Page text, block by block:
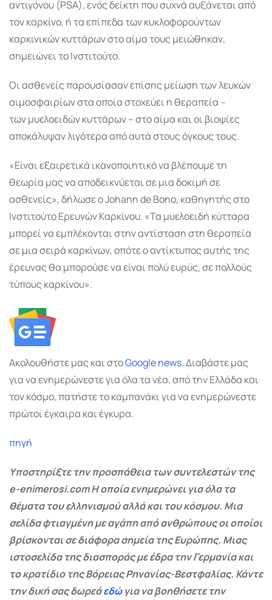
αντιγόνου (PSA), ενός δείκτη που συχνά αυξάνεται από
τον καρκίνο, ή τα επίπεδα των κυκλοφορούντων
καρκινικών κυττάρων στο αίμα τους μειώθηκαν,
σημειώνει το Ινστιτούτο.
Οι ασθενείς παρουσίασαν επίσης μείωση των λευκών
αιμοσφαιρίων στα οποία στοχεύει η θεραπεία –
των μυελοειδών κυττάρων – στο αίμα και οι βιοψίες
αποκάλυψαν λιγότερα από αυτά στους όγκους τους.
«Είναι εξαιρετικά ικανοποιητικό να βλέπουμε τη
θεωρία μας να αποδεικνύεται σε μια δοκιμή σε
ασθενείς», δήλωσε ο Johann de Bono, καθηγητής στο
Ινστιτούτο Ερευνών Καρκίνου. «Τα μυελοειδή κύτταρα
μπορεί να εμπλέκονται στην αντίσταση στη θεραπεία
σε μια σειρά καρκίνων, οπότε ο αντίκτυπος αυτής της
έρευνας θα μπορούσε να είναι πολύ ευρύς, σε πολλούς
τύπους καρκίνου».
Ακολουθήστε μας και στοGooglenews.Διαβάστε μας
για να ενημερώνεστε για όλα τα νέα, από την Ελλάδα και
τον κόσμο, πατήστε το καμπανάκι για να ενημερώνεστε
πρώτοι έγκαιρα και έγκυρα.
πηγή
Υποστηρίξτε την προσπάθεια των συντελεστών της
e-enimerosi.com Η οποία ενημερώνει για όλα τα
θέματα του ελληνισμού αλλά και του κόσμου. Μια
σελίδα φτιαγμένη με αγάπη από ανθρώπους οι οποίοι
βρίσκονται σε διάφορα σημεία της Ευρώπης. Μιας
ιστοσελίδα της διασποράς με έδρα την Γερμανία και
το κρατίδιο της Βόρειας Ρηνανίας-Βεστφαλίας. Κάντε
την δική σας δωρεάεδώγια να βοηθήσετε την